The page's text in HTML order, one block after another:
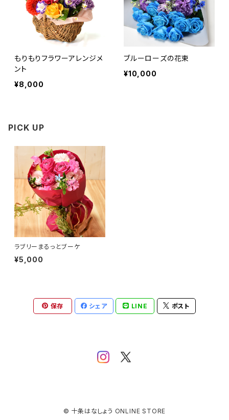
もりもりフラワーアレンジメ
ント
¥8,000
ブルーローズの花束
¥10,000
PICK UP
ラブリーまるっとブーケ
¥5,000
保存 シェア LINE ポスト
© 十条はなしょう ONLINE STORE